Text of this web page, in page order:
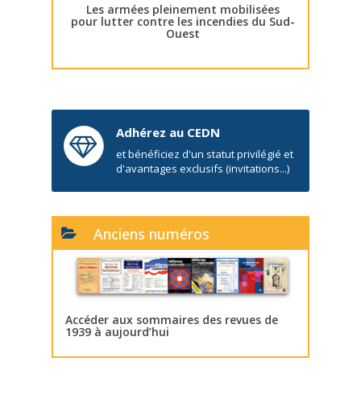
Les armées pleinement mobilisées
pour lutter contre les incendies du Sud-
Ouest
Adhérez au CEDN
et bénéficiez d'un statut privilégié et
d'avantages exclusifs (invitations...)
Anciens numéros
Accéder aux sommaires des revues de
1939 à aujourd’hui